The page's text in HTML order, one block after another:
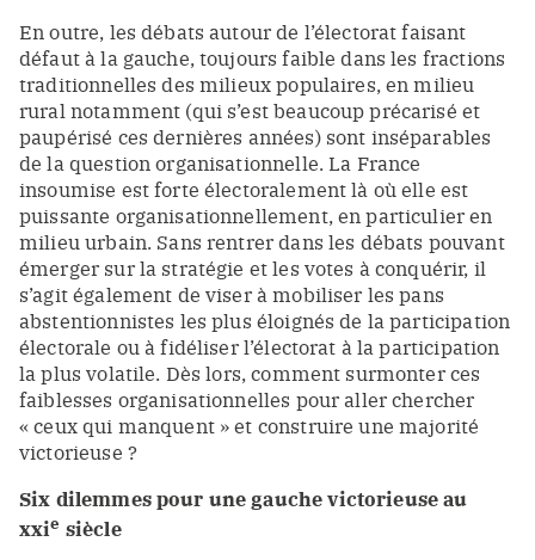
En outre, les débats autour de l’électorat faisant
défaut à la gauche, toujours faible dans les fractions
traditionnelles des milieux populaires, en milieu
rural notamment (qui s’est beaucoup précarisé et
paupérisé ces dernières années) sont inséparables
de la question organisationnelle. La France
insoumise est forte électoralement là où elle est
puissante organisationnellement, en particulier en
milieu urbain. Sans rentrer dans les débats pouvant
émerger sur la stratégie et les votes à conquérir, il
s’agit également de viser à mobiliser les pans
abstentionnistes les plus éloignés de la participation
électorale ou à fidéliser l’électorat à la participation
la plus volatile. Dès lors, comment surmonter ces
faiblesses organisationnelles pour aller chercher
« ceux qui manquent » et construire une majorité
victorieuse ?
Six dilemmes pour une gauche victorieuse au
xxie siècle